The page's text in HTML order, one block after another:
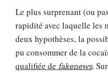
Le plus surprenant (ou
rapidité avec laquelle les
deux hypothèses, la
pu consommer de la
qualifiée defakenews.